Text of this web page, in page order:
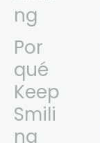
ng
Por
qué
Keep
Smili
ng